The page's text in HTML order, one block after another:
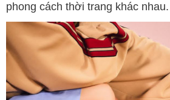
phong cách thời trang khác nhau.